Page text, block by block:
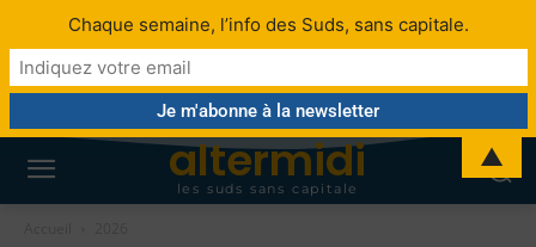
altermidi
les suds sans capitale
Chaque semaine, l’info des Suds, sans capitale.
▲